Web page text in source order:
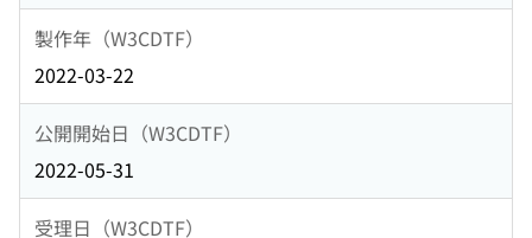
製作年（W3CDTF）
2022-03-22
公開開始日（W3CDTF）
2022-05-31
受理日（W3CDTF）